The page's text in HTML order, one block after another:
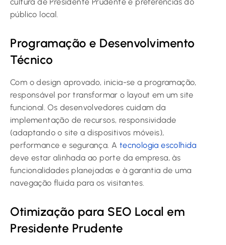
público local.
Programação e Desenvolvimento
Técnico
Com o design aprovado, inicia-se a programação,
responsável por transformar o layout em um site
funcional. Os desenvolvedores cuidam da
implementação de recursos, responsividade
(adaptando o site a dispositivos móveis),
performance e segurança. A tecnologia escolhida
deve estar alinhada ao porte da empresa, às
funcionalidades planejadas e à garantia de uma
navegação fluida para os visitantes.
Otimização para SEO Local em
Presidente Prudente